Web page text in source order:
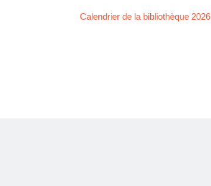
Calendrier de la bibliothèque 2026